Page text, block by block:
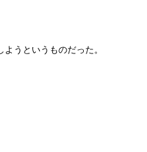
うというものだった。